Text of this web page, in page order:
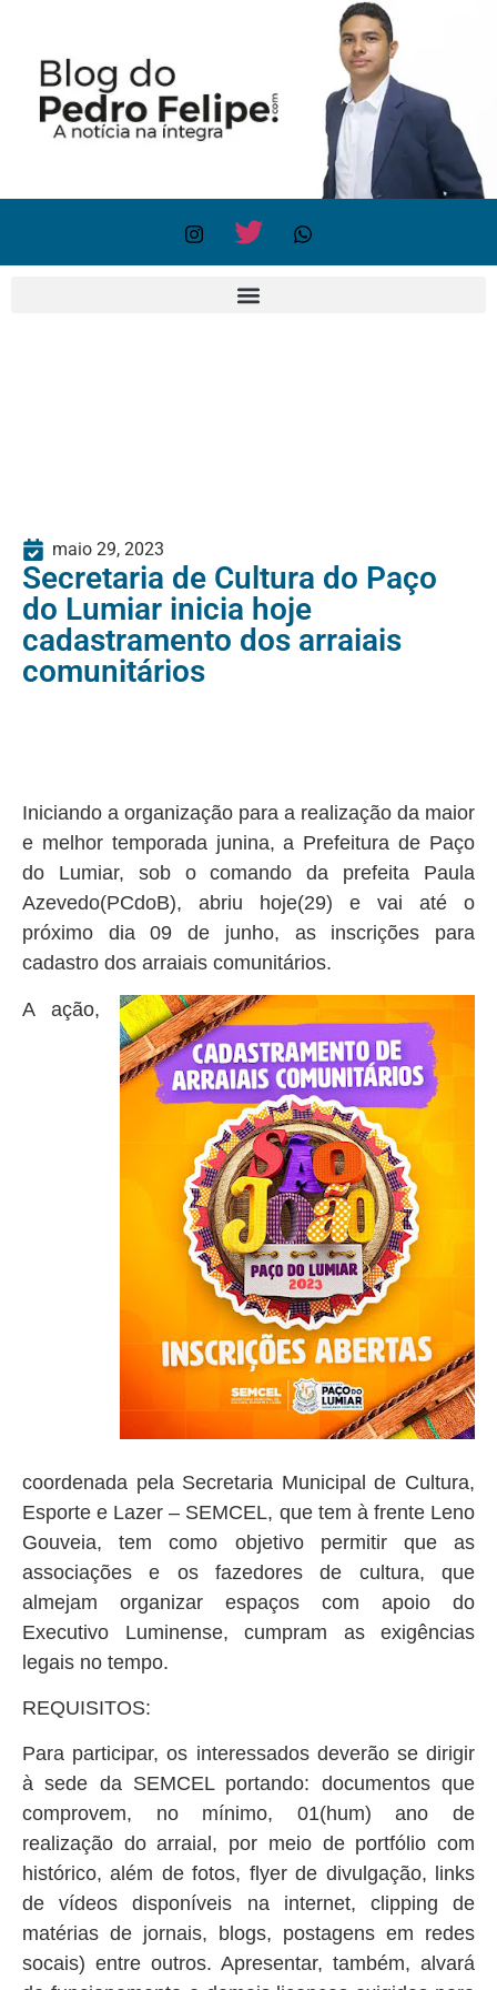
maio 29, 2023
Secretaria de Cultura do Paço
do Lumiar inicia hoje
cadastramento dos arraiais
comunitários
Iniciando a organização para a realização da maior
e melhor temporada junina, a Prefeitura de Paço
do Lumiar, sob o comando da prefeita Paula
Azevedo(PCdoB), abriu hoje(29) e vai até o
próximo dia 09 de junho, as inscrições para
cadastro dos arraiais comunitários.
A ação,
coordenada pela Secretaria Municipal de Cultura,
Esporte e Lazer – SEMCEL, que tem à frente Leno
Gouveia, tem como objetivo permitir que as
associações e os fazedores de cultura, que
almejam organizar espaços com apoio do
Executivo Luminense, cumpram as exigências
legais no tempo.
REQUISITOS:
Para participar, os interessados deverão se dirigir
à sede da SEMCEL portando: documentos que
comprovem, no mínimo, 01(hum) ano de
realização do arraial, por meio de portfólio com
histórico, além de fotos, flyer de divulgação, links
de vídeos disponíveis na internet, clipping de
matérias de jornais, blogs, postagens em redes
socais) entre outros. Apresentar, também, alvará